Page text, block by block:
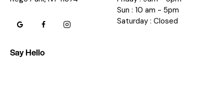
Sun : 10 am - 5pm
Saturday : Closed
Say Hello